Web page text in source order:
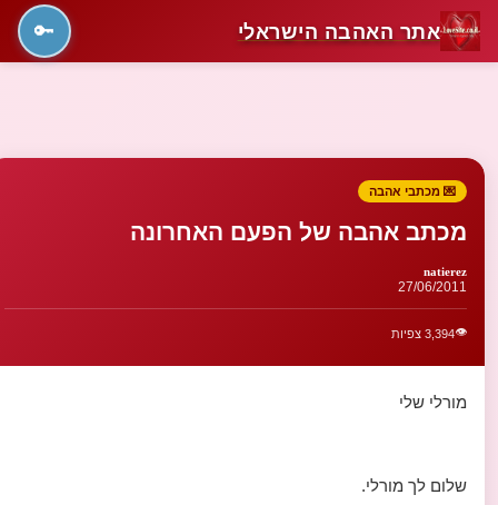
אתר האהבה הישראלי 🔑
💌 מכתבי אהבה
מכתב אהבה של הפעם האחרונה
natierez
27/06/2011
👁️3,394 צפיות
מורלי שלי
שלום לך מורלי.